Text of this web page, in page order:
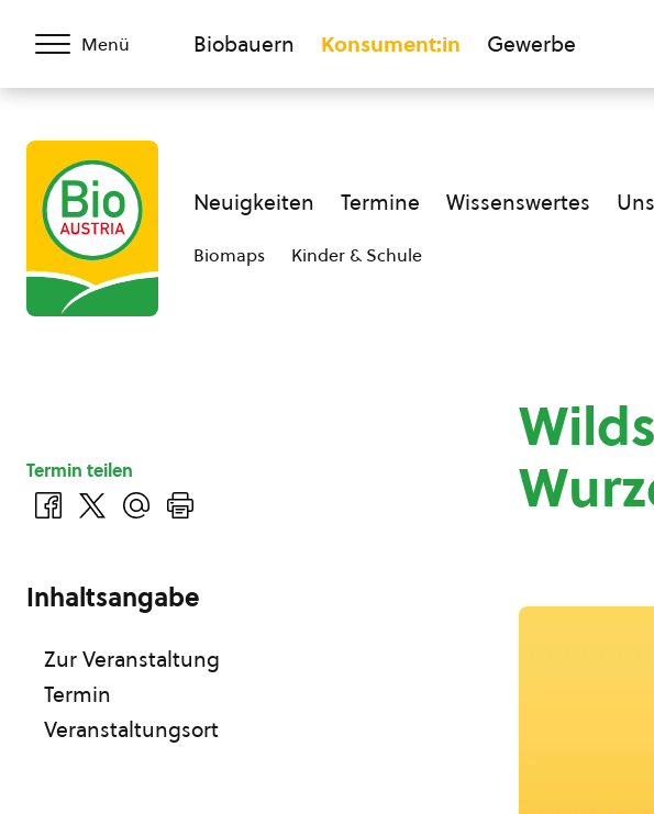
Menü Biobauern Konsument:in Gewerbe
Neuigkeiten Termine Wissenswertes
Biomaps Kinder & Schule
Termin teilen
Inhaltsangabe
Zur Veranstaltung
Termin
Veranstaltungsort